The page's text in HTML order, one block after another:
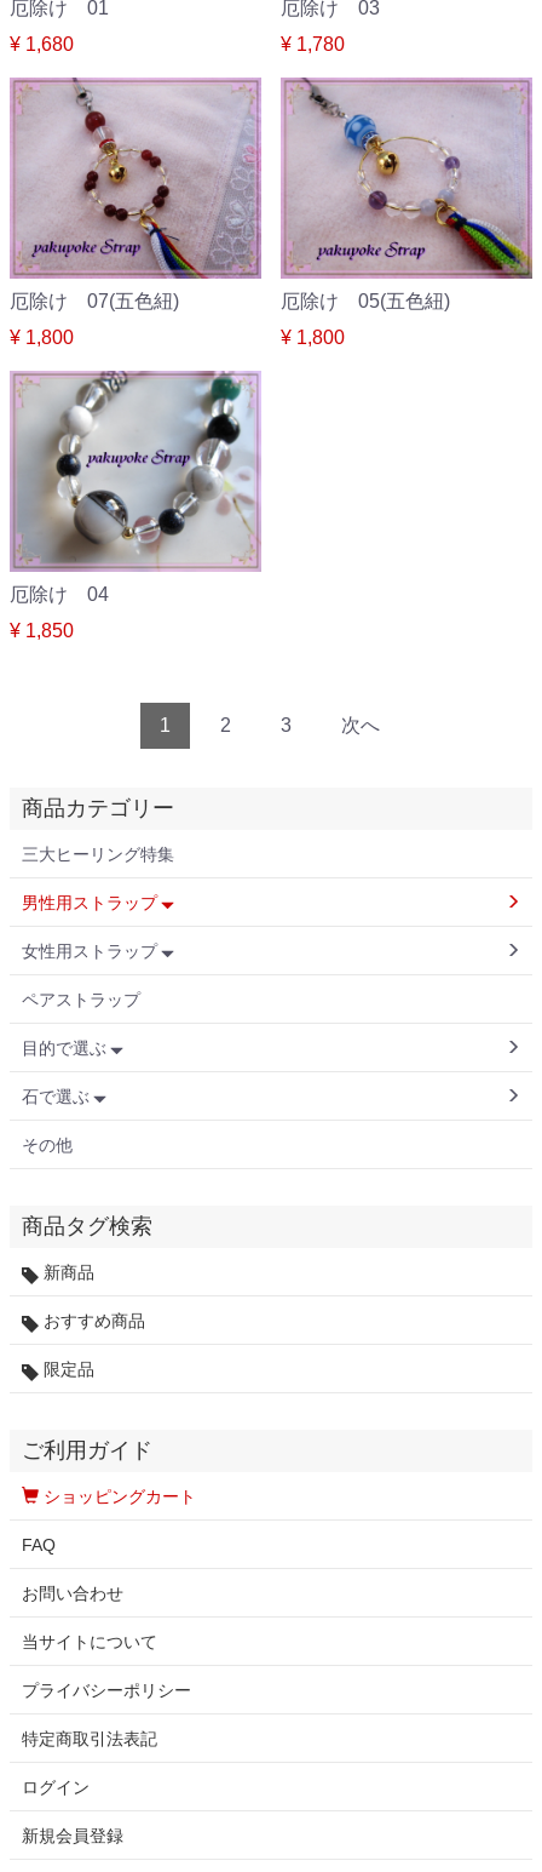
厄除け 01
¥ 1,680
厄除け 03
¥ 1,780
厄除け 07(五色紐)
¥ 1,800
厄除け 05(五色紐)
¥ 1,800
厄除け 04
¥ 1,850
1 2 3 次へ
商品カテゴリー
三大ヒーリング特集
男性用ストラップ
女性用ストラップ
ペアストラップ
目的で選ぶ
石で選ぶ
その他
商品タグ検索
新商品
おすすめ商品
限定品
ご利用ガイド
ショッピングカート
FAQ
お問い合わせ
当サイトについて
プライバシーポリシー
特定商取引法表記
ログイン
新規会員登録